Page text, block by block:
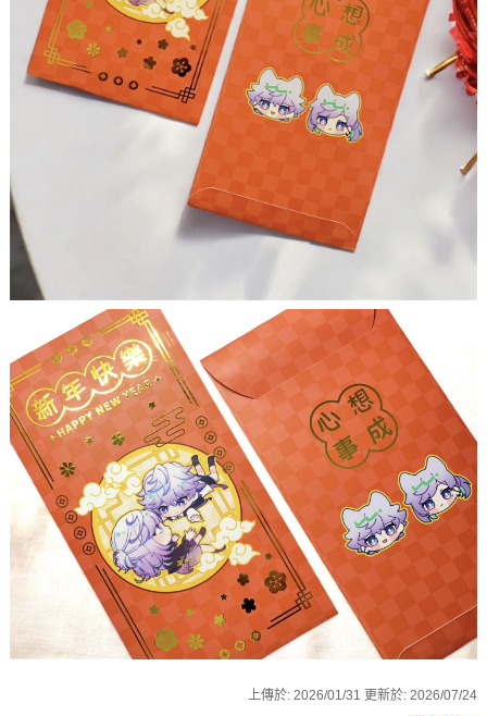
上傳於:2026/01/31 更新於:2026/07/24